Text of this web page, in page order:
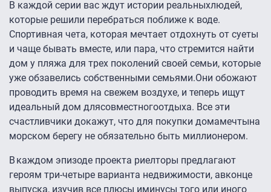
В каждой серии вас ждут истории реальныхлюдей,
которые решили перебраться поближе к воде.
Спортивная чета, которая мечтает отдохнуть от суеты
и чаще бывать вместе, или пара, что стремится найти
дом у пляжа для трех поколений своей семьи, которые
уже обзавелись собственными семьями.Они обожают
проводить время на свежем воздухе, и теперь ищут
идеальный дом длясовместногоотдыха. Все эти
счастливчики докажут, что для покупки домамечтына
морском берегу не обязательно быть миллионером.
В каждом эпизоде проекта риелторы предлагают
героям три-четыре варианта недвижимости, авконце
выпуска, изучив все плюсы иминусы того или иного